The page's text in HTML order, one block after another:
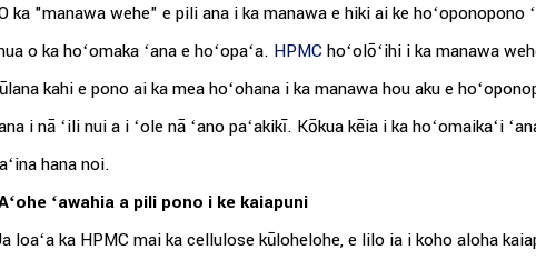
ka "manawa wehe" e pili ana i ka manawa e hiki ai ke hoʻoponopono
o ka hoʻomaka ʻana e hoʻopaʻa. HPMC hoʻolōʻihi i ka manawa
kahi e pono ai ka mea hoʻohana i ka manawa hou aku e
i nā ʻili nui a i ʻole nā ​​​​​​ʻano paʻakikī. Kōkua kēia i ka hoʻomaikaʻi
hana noi.
ʻawahia a pili pono i ke kaiapuni
loaʻa ka HPMC mai ka cellulose kūlohelohe, e lilo ia i koho aloha